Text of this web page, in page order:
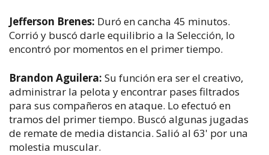
Jefferson Brenes: Duró en cancha 45 minutos.
Corrió y buscó darle equilibrio a la Selección, lo
encontró por momentos en el primer tiempo.
Brandon Aguilera: Su función era ser el creativo,
administrar la pelota y encontrar pases filtrados
para sus compañeros en ataque. Lo efectuó en
tramos del primer tiempo. Buscó algunas jugadas
de remate de media distancia. Salió al 63' por una
molestia muscular.